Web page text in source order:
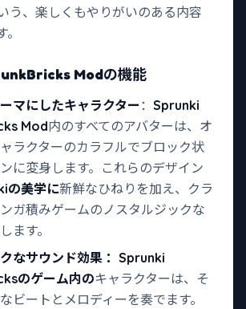
う、楽しくもやりがいのある内容
Modの機能
マにしたキャラクター ： Sprunki
Mod内のすべてのアバターは、オ
ラクターのカラフルでブロック状
に変身します。これらのデザイン
の美学に新鮮なひねりを加え、クラ
ガ積みゲームのノスタルジックな
ます。
なサウンド効果 ：Sprunki
のゲーム内のキャラクターは、そ
ビートとメロディーを奏でます。